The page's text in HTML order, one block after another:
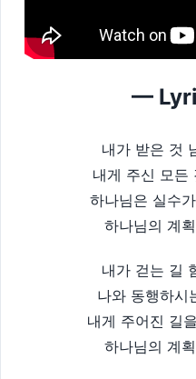
—
내가 받은 것
내게 주신 모든
하나님은 실수
하나님의 계
내가 걷는 길
나와 동행하시
내게 주어진 길
하나님의 계